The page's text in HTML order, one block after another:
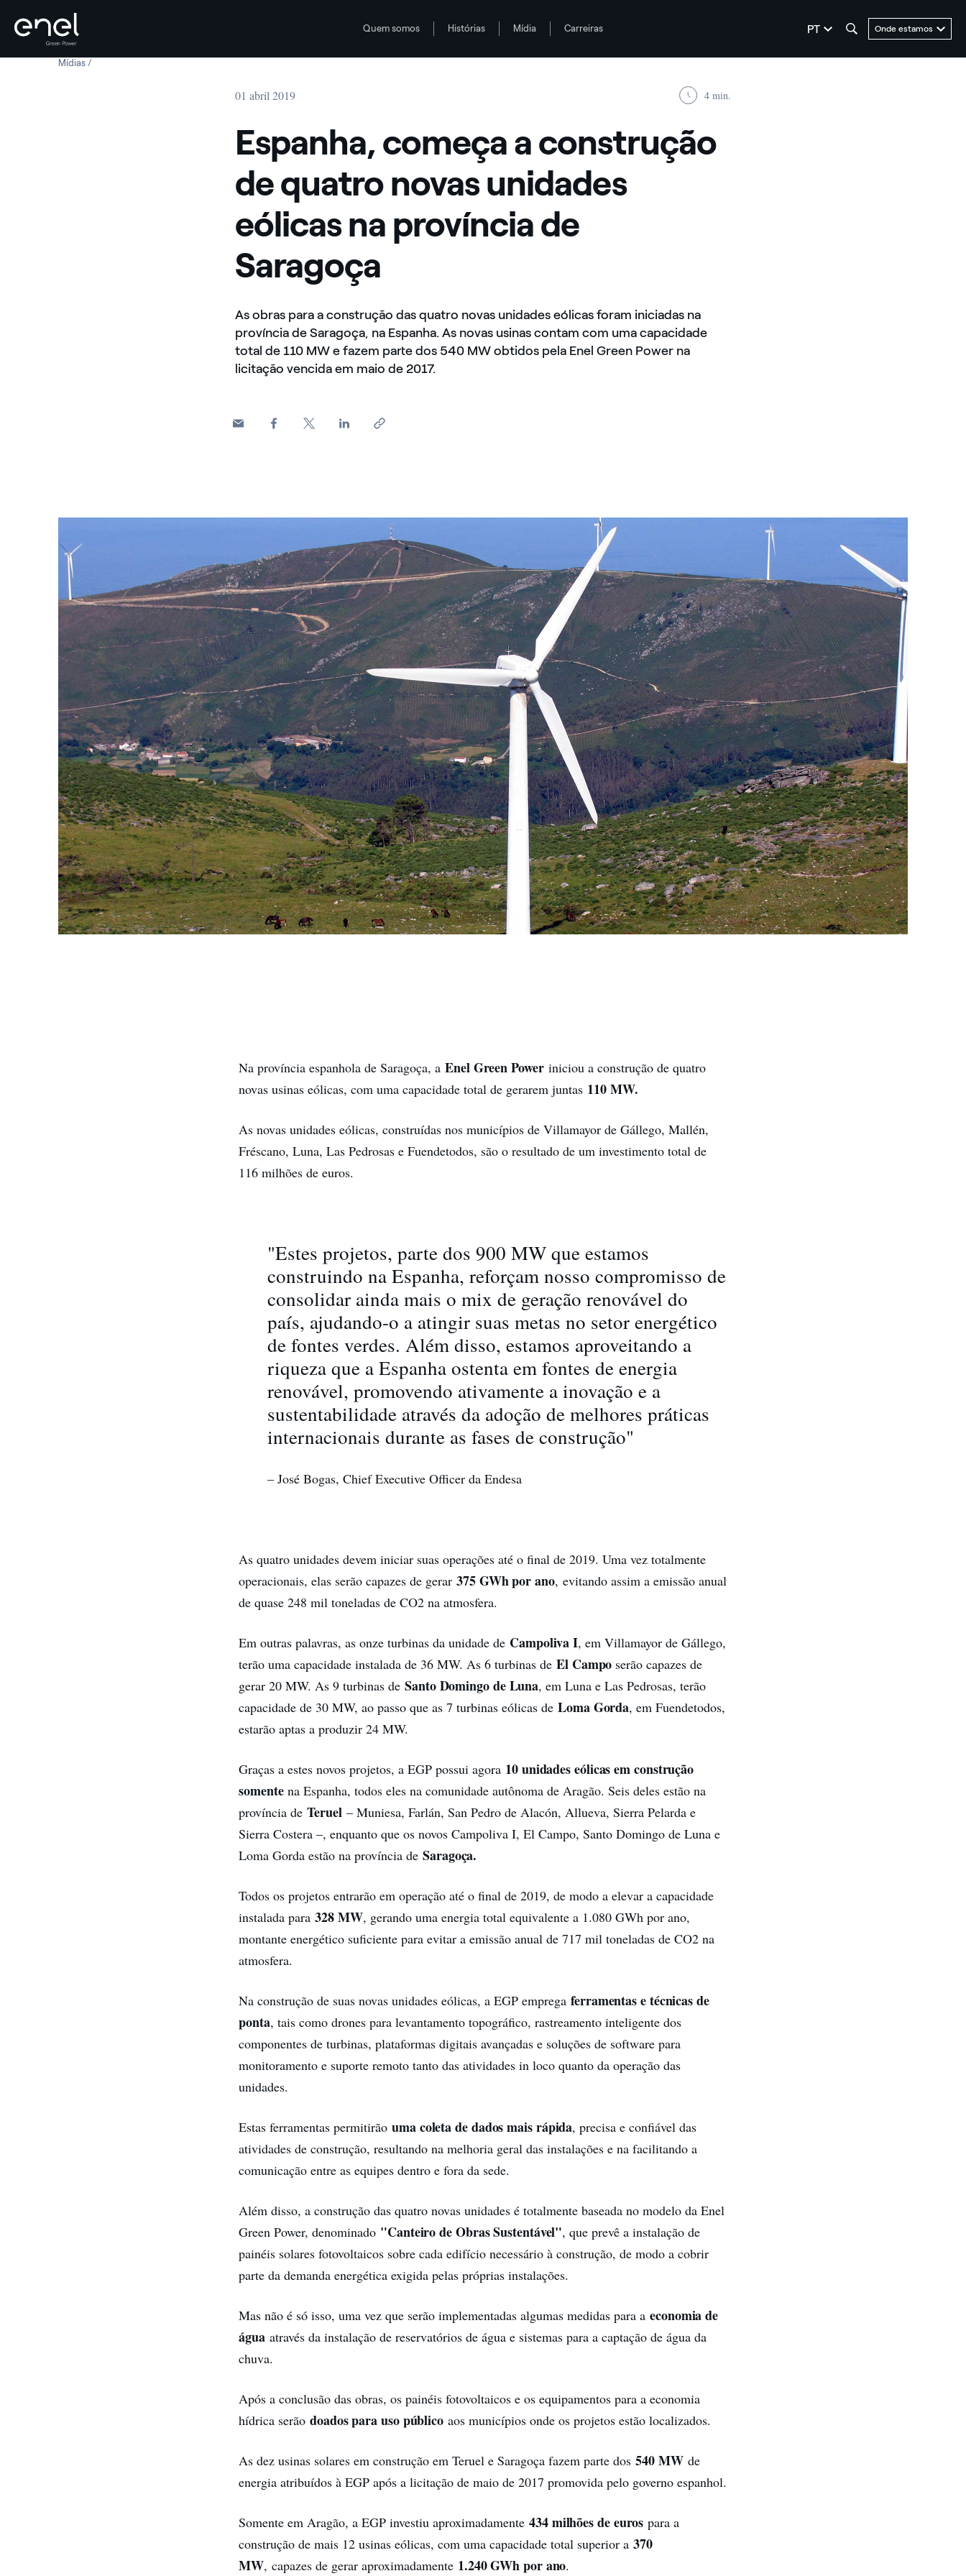
Skip to content
Quem somos Histórias Mídia Carreiras seleziona la lingua
PT Onde estamos
MídiasEspanha, começa a construção de quatro novas unidades eólicas na província de Saragoça
01 abril 2019 4 min.
Espanha, começa a construção
de quatro novas unidades
eólicas na província de
Saragoça
As obras para a construção das quatro novas unidades eólicas foram iniciadas na
província de Saragoça, na Espanha. As novas usinas contam com uma capacidade
total de 110 MW e fazem parte dos 540 MW obtidos pela Enel Green Power na
licitação vencida em maio de 2017.
Na província espanhola de Saragoça, aEnel Green Poweriniciou a construção de quatro
novas usinas eólicas, com uma capacidade total de gerarem juntas 110 MW.
As novas unidades eólicas, construídas nos municípios de Villamayor de Gállego, Mallén,
Fréscano, Luna, Las Pedrosas e Fuendetodos, são o resultado de um investimento total de
116 milhões de euros.
"Estes projetos, parte dos 900 MW que estamos
construindo na Espanha, reforçam nosso compromisso de
consolidar ainda mais o mix de geração renovável do
país, ajudando-o a atingir suas metas no setor energético
de fontes verdes. Além disso, estamos aproveitando a
riqueza que a Espanha ostenta em fontes de energia
renovável, promovendo ativamente a inovação e a
sustentabilidade através da adoção de melhores práticas
internacionais durante as fases de construção"
– José Bogas, Chief Executive Officer da Endesa
As quatro unidades devem iniciar suas operações até o final de 2019. Uma vez totalmente
operacionais, elas serão capazes de gerar375 GWh por ano, evitando assim a emissão anual
de quase 248 mil toneladas de CO2 na atmosfera.
Em outras palavras, as onze turbinas da unidade de Campoliva I, em Villamayor de Gállego,
terão uma capacidade instalada de 36 MW. As 6 turbinas deEl Campo serão capazes de
gerar 20 MW. As 9 turbinas deSanto Domingo de Luna, em Luna e Las Pedrosas, terão
capacidade de 30 MW, ao passo que as 7 turbinas eólicas deLoma Gorda, em Fuendetodos,
estarão aptas a produzir 24 MW.
Graças a estes novos projetos, a EGP possui agora 10 unidades eólicas em construção
somentena Espanha, todos eles na comunidade autônoma de Aragão. Seis deles estão na
província deTeruel– Muniesa, Farlán, San Pedro de Alacón, Allueva, Sierra Pelarda e
Sierra Costera –, enquanto que os novos Campoliva I, El Campo, Santo Domingo de Luna e
Loma Gorda estão na província deSaragoça.
Todos os projetos entrarão em operação até o final de 2019, de modo a elevar a capacidade
instalada para328 MW, gerando uma energia total equivalente a 1.080 GWh por ano,
montante energético suficiente para evitar a emissão anual de 717 mil toneladas de CO2 na
atmosfera.
Na construção de suas novas unidades eólicas, a EGP empregaferramentas e técnicas de
ponta, tais como drones para levantamento topográfico, rastreamento inteligente dos
componentes de turbinas, plataformas digitais avançadas e soluções de software para
monitoramento e suporte remoto tanto das atividades in loco quanto da operação das
unidades.
Estas ferramentas permitirãouma coleta de dados mais rápida, precisa e confiável das
atividades de construção, resultando na melhoria geral das instalações e na facilitando a
comunicação entre as equipes dentro e fora da sede.
Além disso, a construção das quatro novas unidades é totalmente baseada no modelo da Enel
Green Power, denominado "Canteiro de Obras Sustentável", que prevê a instalação de
painéis solares fotovoltaicos sobre cada edifício necessário à construção, de modo a cobrir
parte da demanda energética exigida pelas próprias instalações.
Mas não é só isso, uma vez que serão implementadas algumas medidas para aeconomia de
águaatravés da instalação de reservatórios de água e sistemas para a captação de água da
chuva.
Após a conclusão das obras, os painéis fotovoltaicos e os equipamentos para a economia
hídrica serãodoados para uso públicoaos municípios onde os projetos estão localizados.
As dez usinas solares em construção em Teruel e Saragoça fazem parte dos540 MWde
energia atribuídos à EGP após a licitação de maio de 2017 promovida pelo governo espanhol.
Somente em Aragão, a EGP investiu aproximadamente434 milhões de euros para a
construção de mais 12 usinas eólicas, com uma capacidade total superior a370
MW, capazes de gerar aproximadamente 1.240 GWh por ano.